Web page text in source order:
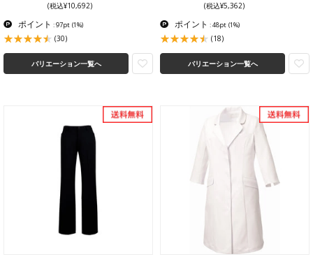
(税込¥10,692)
ポイント : 97pt (1%)
(30)
バリエーション一覧へ
(税込¥5,362)
ポイント : 48pt (1%)
(18)
バリエーション一覧へ